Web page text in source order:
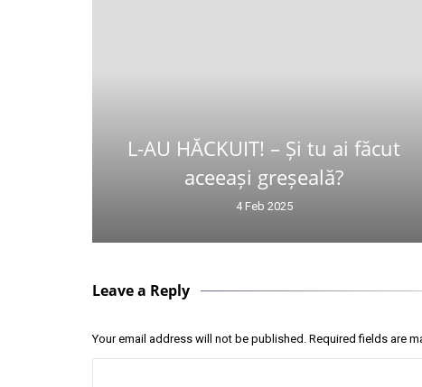
L-AU HĂCKUIT! – Și tu ai făcut
aceeași greșeală?
4 Feb 2025
Leave a Reply
Your email address will not be published. Required fields are